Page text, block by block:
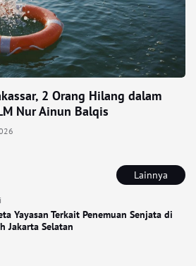
Lainnya
Yayasan Terkait Penemuan Senjata di
Jakarta Selatan
2 Orang Hilang dalam
Nur Ainun Balqis